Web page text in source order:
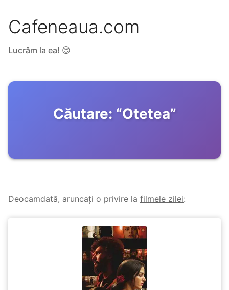
Cafeneaua.com
Lucrăm la ea! 😊
Căutare: “Otetea”
Deocamdată, aruncați o privire la filmele zilei: